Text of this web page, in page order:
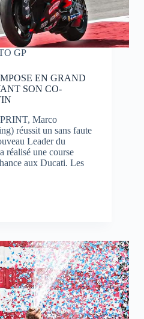
GP
EN GRAND
SON CO-
Marco
réussit un sans faute
Leader du
réalisé une course
aux Ducati. Les